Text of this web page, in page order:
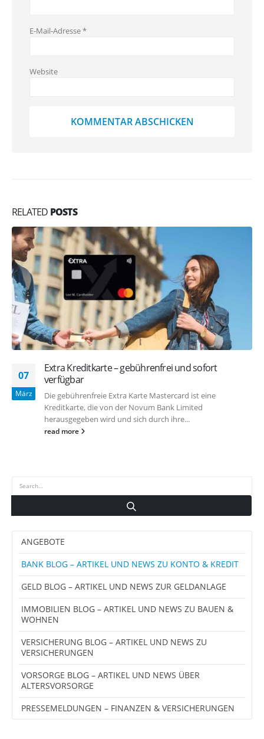
E-Mail-Adresse*
Website
RELATED POSTS
07
März
Extra Kreditkarte – gebührenfrei und sofort
verfügbar
Die gebührenfreie Extra Karte Mastercard ist eine
Kreditkarte, die von der Novum Bank Limited
herausgegeben wird und sich durch ihre...
read more
ANGEBOTE
BANK BLOG – ARTIKEL UND NEWS ZU KONTO & KREDIT
GELD BLOG – ARTIKEL UND NEWS ZUR GELDANLAGE
IMMOBILIEN BLOG – ARTIKEL UND NEWS ZU BAUEN &
WOHNEN
VERSICHERUNG BLOG – ARTIKEL UND NEWS ZU
VERSICHERUNGEN
VORSORGE BLOG – ARTIKEL UND NEWS ÜBER
ALTERSVORSORGE
PRESSEMELDUNGEN – FINANZEN & VERSICHERUNGEN